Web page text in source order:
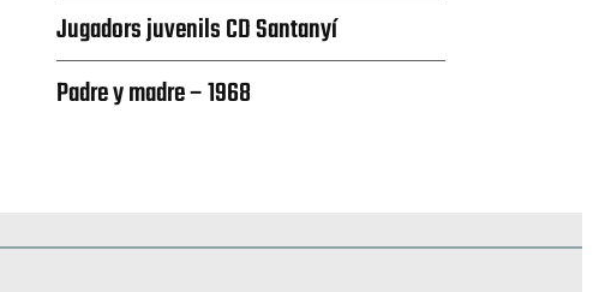
Jugadors juvenils CD Santanyí
Padre y madre – 1968